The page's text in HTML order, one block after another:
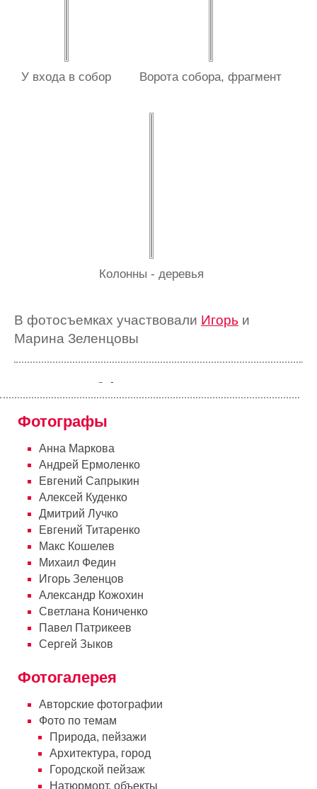
Фотографы
Анна Маркова
Андрей Ермоленко
Евгений Сапрыкин
Алексей Куденко
Дмитрий Лучко
Евгений Титаренко
Макс Кошелев
Михаил Федин
Игорь Зеленцов
Александр Кожохин
Cветлана Кониченко
Павел Патрикеев
Сергей Зыков
Фотогалерея
Авторские фотографии
Фото по темам
Природа, пейзажи
Архитектура, город
Городской пейзаж
Натюрморт, объекты
У входа в собор Ворота собора, фрагмент
Колонны - деревья
В фотосъемках участвовали Игорь и
Марина Зеленцовы
Фотоклуб / краеведение:
Сибирь / Алтай